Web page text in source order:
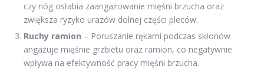
czy nóg osłabia zaangażowanie mięśni brzucha oraz
zwiększa ryzyko urazów dolnej części pleców.
Ruchy ramion – Poruszanie rękami podczas skłonów
angażuje mięśnie grzbietu oraz ramion, co negatywnie
wpływa na efektywność pracy mięśni brzucha.